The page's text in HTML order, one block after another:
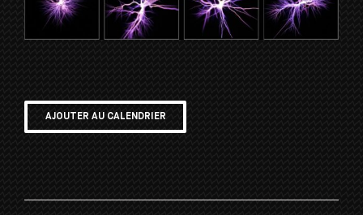
AJOUTER AU CALENDRIER